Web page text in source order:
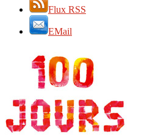
Flux RSS
EMail